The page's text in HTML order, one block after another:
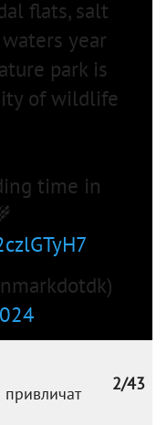
flats, salt
year
park is
of wildlife
time in
2/43
привличат